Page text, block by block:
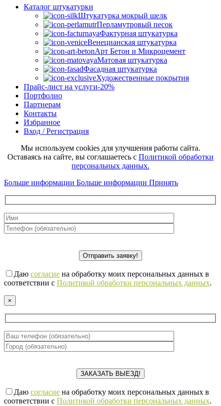
Каталог штукатурки
Штукатурка мокрый шелк
Перламутровый песок
Фактурная штукатурка
Венецианская штукатурка
Арт Бетон и Микроцемент
Матовая штукатурка
Фасадная штукатурка
Художественные покрытия
Прайс-лист на услуги-20%
Портфолио
Партнерам
Контакты
Избранное
Вход / Регистрация
Мы используем cookies для улучшения работы сайта.
Оставаясь на сайте, вы соглашаетесь с Политикой обработки
персональных данных.
Больше информации Больше информации Принять
Даю согласие на обработку моих персональных данных в
соответствии с Политикой обработки персональных данных.
×
Даю согласие на обработку моих персональных данных в
соответствии с Политикой обработки персональных данных.